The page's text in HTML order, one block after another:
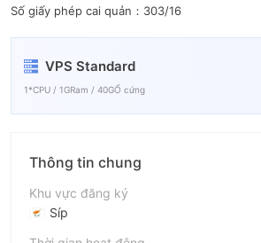
Số giấy phép cai quản：303/16
VPS Standard
1*CPU / 1GRam / 40GỔ cứng
Thông tin chung
Khu vực đăng ký
Síp